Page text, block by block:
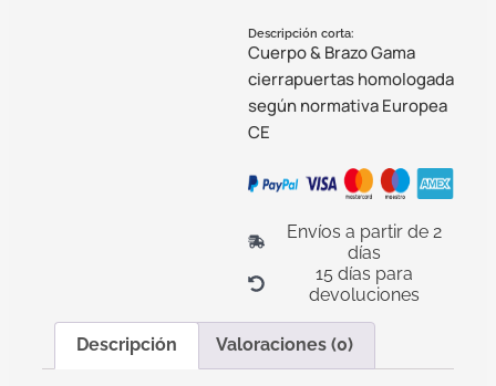
Descripción corta:
Cuerpo & Brazo Gama
cierrapuertas homologada
según normativa Europea
CE
Envíos a partir de 2
días
15 días para
devoluciones
Descripción Valoraciones (0)